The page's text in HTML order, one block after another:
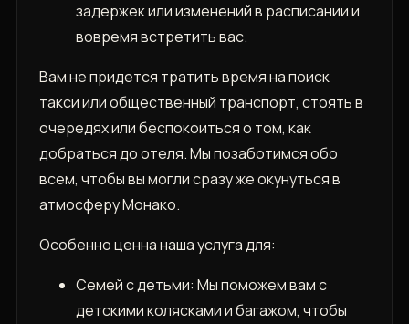
задержек или изменений в расписании и
вовремя встретить вас.
Вам не придется тратить время на поиск
такси или общественный транспорт, стоять в
очередях или беспокоиться о том, как
добраться до отеля. Мы позаботимся обо
всем, чтобы вы могли сразу же окунуться в
атмосферу Монако.
Особенно ценна наша услуга для:
Семей с детьми: Мы поможем вам с
детскими колясками и багажом, чтобы